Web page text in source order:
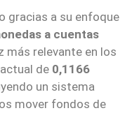
gracias a su enfoque
a cuentas
más relevante en los
de 0,1166
un sistema
mover fondos de